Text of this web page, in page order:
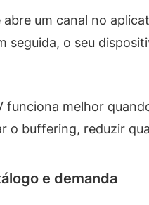
abre um canal no
seguida, o seu
funciona melhor
o buffering, reduzir
e demanda